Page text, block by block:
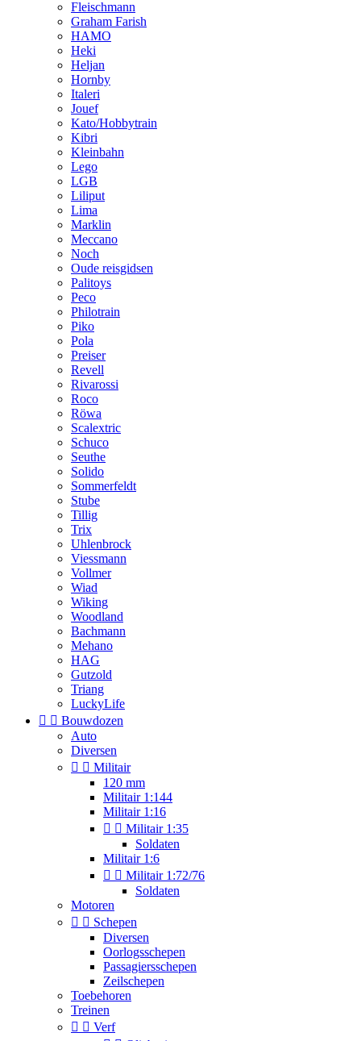
Fleischmann
Graham Farish
HAMO
Heki
Heljan
Hornby
Italeri
Jouef
Kato/Hobbytrain
Kibri
Kleinbahn
Lego
LGB
Liliput
Lima
Marklin
Meccano
Noch
Oude reisgidsen
Palitoys
Peco
Philotrain
Piko
Pola
Preiser
Revell
Rivarossi
Roco
Röwa
Scalextric
Schuco
Seuthe
Solido
Sommerfeldt
Stube
Tillig
Trix
Uhlenbrock
Viessmann
Vollmer
Wiad
Wiking
Woodland
Bachmann
Mehano
HAG
Gutzold
Triang
LuckyLife
  Bouwdozen
Auto
Diversen
  Militair
120 mm
Militair 1:144
Militair 1:16
  Militair 1:35
Soldaten
Militair 1:6
  Militair 1:72/76
Soldaten
Motoren
  Schepen
Diversen
Oorlogsschepen
Passagiersschepen
Zeilschepen
Toebehoren
Treinen
  Verf